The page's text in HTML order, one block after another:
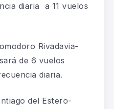
diaria a 11 vuelos
Rivadavia-
de 6 vuelos
diaria.
del Estero-